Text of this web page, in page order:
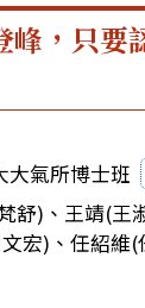
，只要
大氣所博士班
舒) 、 王靖(王
宏) 、 任紹維(